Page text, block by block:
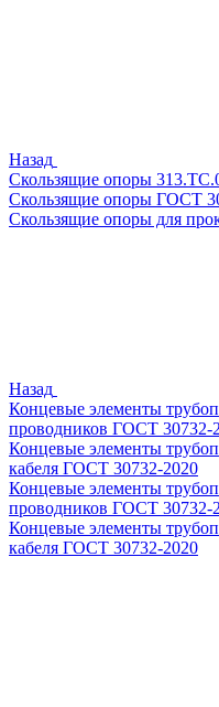
Назад
Скользящие опоры
Скользящие опоры ГОСТ
Скользящие опоры для
Назад
Концевые элементы
проводников ГОСТ 30732-
Концевые элементы
кабеля ГОСТ 30732-2020
Концевые элементы
проводников ГОСТ 30732-
Концевые элементы
кабеля ГОСТ 30732-2020